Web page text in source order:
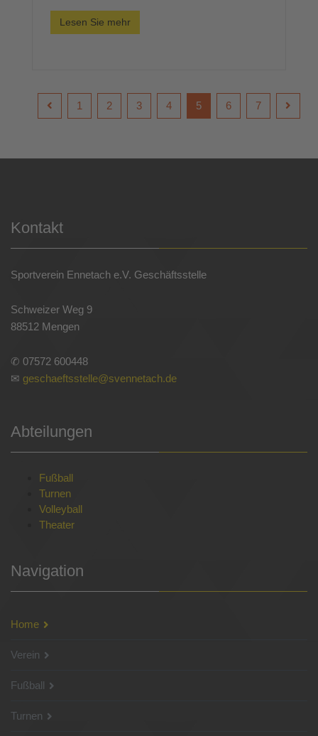
Lesen Sie mehr
1 2 3 4 5 6 7
Kontakt
Sportverein Ennetach e.V. Geschäftsstelle
Schweizer Weg 9
88512 Mengen
✆ 07572 600448
✉ geschaeftsstelle@svennetach.de
Abteilungen
Fußball
Turnen
Volleyball
Theater
Navigation
Home
Verein
Fußball
Turnen